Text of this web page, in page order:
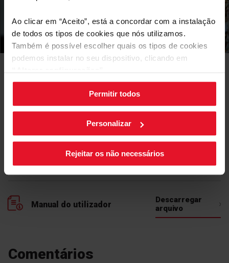
Ao clicar em “Aceito”, está a concordar com a instalação
de todos os tipos de cookies que nós utilizamos.
Também é possível escolher quais os tipos de cookies
podemos instalar no seu dispositivo, clicando em
As suas configurações de cookies podem ser alteradas a
qualquer momento, clicando no botão preto posicionado
no canto inferior direito do ecrã.
Permitir todos
Personalizar
Rejeitar os não necessários
Manuais eTransferências
Ficha de produto
Descarregar
arquivo
Manual do utilizador
Descarregar
arquivo
Comentários